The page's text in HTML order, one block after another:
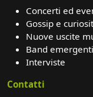
Concerti ed
Gossip e
Nuove uscite
Band emergenti
Interviste
Contatti